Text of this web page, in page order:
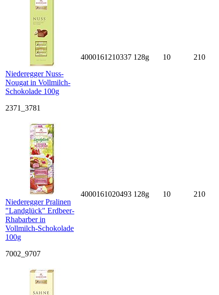
Niederegger Nuss-
Nougat in Vollmilch-
Schokolade 100g
2371_3781
4000161210337 128g 10 210
Niederegger Pralinen
"Landglück" Erdbeer-
Rhabarber in
Vollmilch-Schokolade
100g
7002_9707
4000161020493 128g 10 210